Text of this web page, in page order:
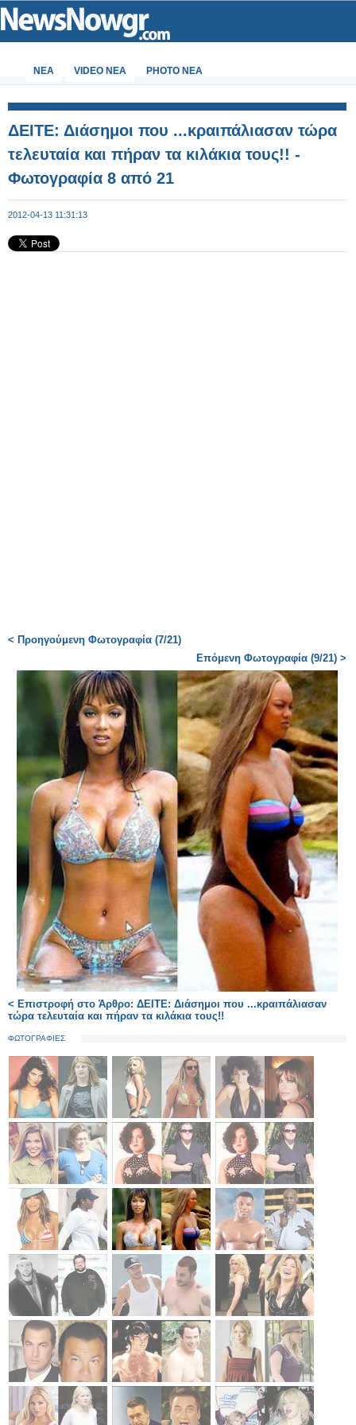
ΝΕΑ VIDEO NEA PHOTO NEA
ΔΕΙΤΕ: Διάσημοι που ...κραιπάλιασαν τώρα
τελευταία και πήραν τα κιλάκια τους!! -
Φωτογραφία 8 από 21
2012-04-13 11:31:13
< Προηγούμενη Φωτογραφία (7/21)
Επόμενη Φωτογραφία (9/21) >
< Επιστροφή στο Άρθρο: ΔΕΙΤΕ: Διάσημοι που ...κραιπάλιασαν
τώρα τελευταία και πήραν τα κιλάκια τους!!
ΦΩΤΟΓΡΑΦΙΕΣ